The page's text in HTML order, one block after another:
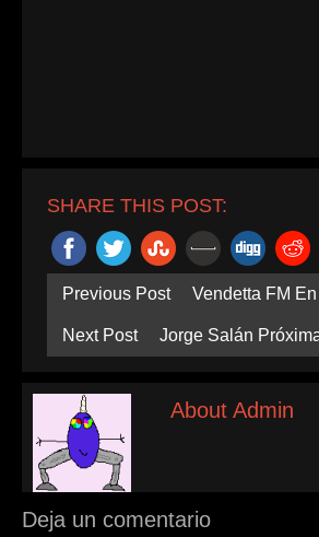
SHARE THIS POST:
Previous Post Vendetta FM
Next Post Jorge Salán
About Admin
Deja un comentario